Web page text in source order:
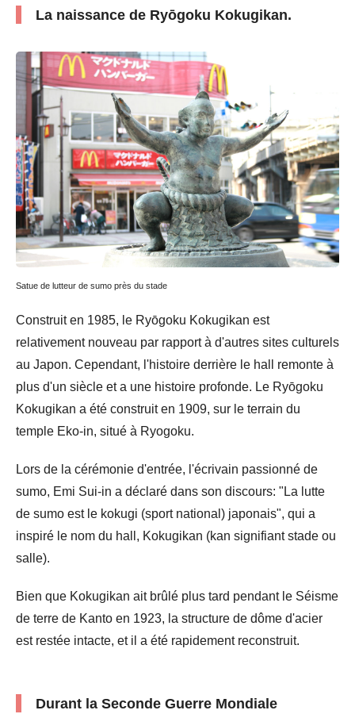
La naissance de Ryōgoku Kokugikan.
Satue de lutteur de sumo près du stade
Construit en 1985, le Ryōgoku Kokugikan est
relativement nouveau par rapport à d'autres sites culturels
au Japon. Cependant, l'histoire derrière le hall remonte à
plus d'un siècle et a une histoire profonde. Le Ryōgoku
Kokugikan a été construit en 1909, sur le terrain du
temple Eko-in, situé à Ryogoku.
Lors de la cérémonie d'entrée, l'écrivain passionné de
sumo, Emi Sui-in a déclaré dans son discours: "La lutte
de sumo est le kokugi (sport national) japonais", qui a
inspiré le nom du hall, Kokugikan (kan signifiant stade ou
salle).
Bien que Kokugikan ait brûlé plus tard pendant le Séisme
de terre de Kanto en 1923, la structure de dôme d'acier
est restée intacte, et il a été rapidement reconstruit.
Durant la Seconde Guerre Mondiale